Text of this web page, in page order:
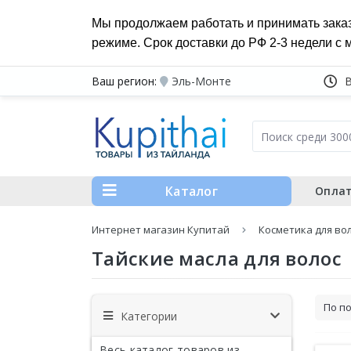
Мы продолжаем работать и принимать
режиме. Срок доставки до РФ 2-3 недели с
Ваш регион: Эль-Монте
Каталог
Интернет магазин Купитай Косметика для
Тайские масла для волос
Категории